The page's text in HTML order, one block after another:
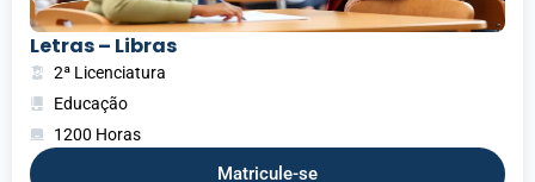
Letras – Libras
2ª Licenciatura
Educação
1200 Horas
Matricule-se